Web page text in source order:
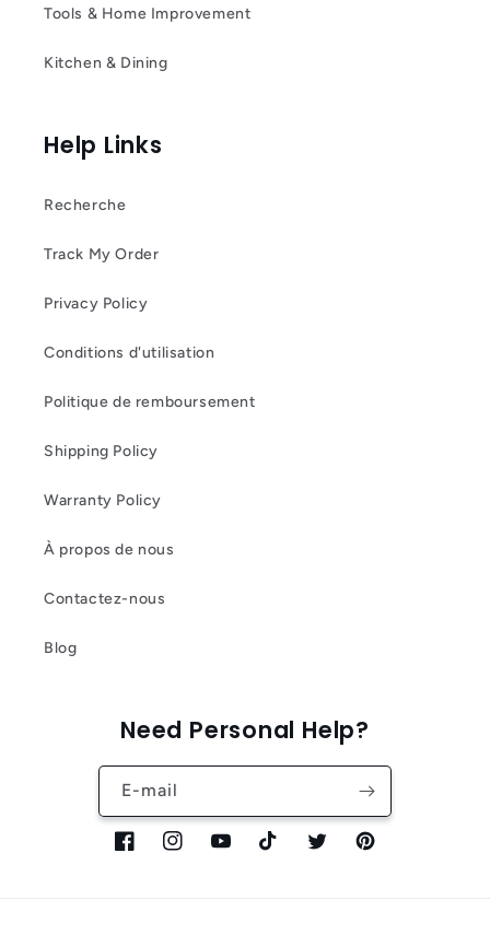
Tools & Home Improvement
Kitchen & Dining
Help Links
Recherche
Track My Order
Privacy Policy
Conditions d'utilisation
Politique de remboursement
Shipping Policy
Warranty Policy
À propos de nous
Contactez-nous
Blog
Need Personal Help?
E-mail
FacebookInstagramYouTubeTikTok TwitterPinterest